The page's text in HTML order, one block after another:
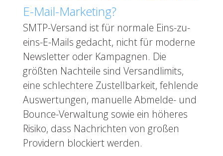
E-Mail-Marketing?
SMTP-Versand ist für normale Eins-zu-
eins-E-Mails gedacht, nicht für moderne
Newsletter oder Kampagnen. Die
größten Nachteile sind Versandlimits,
eine schlechtere Zustellbarkeit, fehlende
Auswertungen, manuelle Abmelde- und
Bounce-Verwaltung sowie ein höheres
Risiko, dass Nachrichten von großen
Providern blockiert werden.